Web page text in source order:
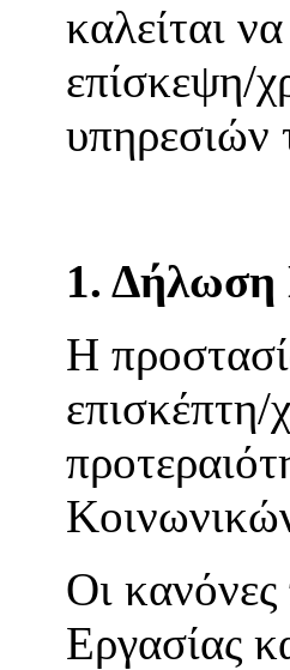
καλείται
επίσκεψη/
υπηρεσιών
1. Δήλωση
H
επισκέπτη/
Οι
Εργασίας